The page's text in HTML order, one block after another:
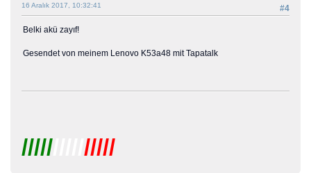
#4
16 Aralık 2017, 10:32:41
Belki akü zayıf!
Gesendet von meinem Lenovo K53a48 mit Tapatalk
///// /////